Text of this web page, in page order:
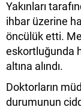
Yakınları
ihbar üzerine
öncülük etti.
eskortluğunda
altına alındı.
Doktorların
durumunun